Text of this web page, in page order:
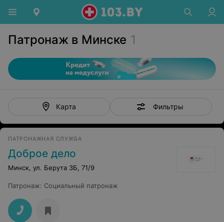
Патронаж в Минске 1
Карта Фильтры
ПАТРОНАЖНАЯ СЛУЖБА
Доброе дело
Минск, ул. Берута 3Б, 71/9
Патронаж: Социальный патронаж